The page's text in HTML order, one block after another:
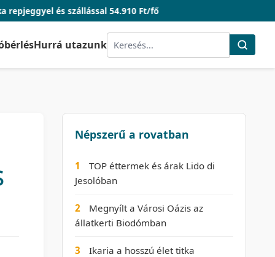
szállással 54.910 Ft/fő
Hurrá utazunk
Népszerű a rovatban
1
TOP éttermek és árak Lido di
Jesolóban
2
Megnyílt a Városi Oázis az
állatkerti Biodómban
3 Ikaria a hosszú élet titka